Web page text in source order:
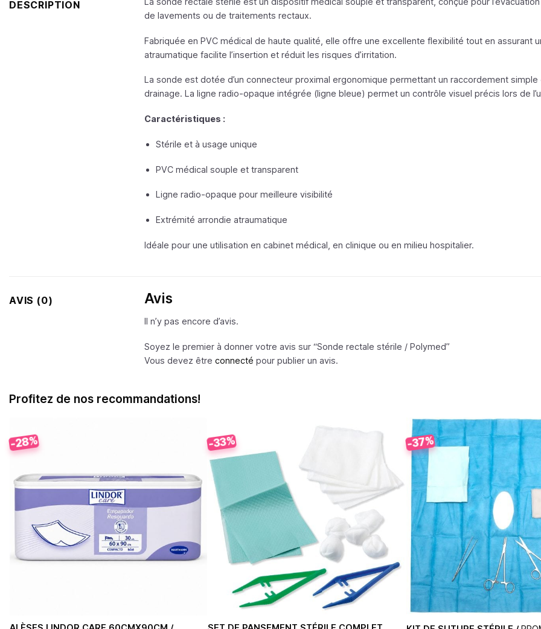
DESCRIPTION
de lavements ou de traitements rectaux.
Fabriquée en PVC médical de haute qualité, elle offre une excellente flexibilité tout en assurant
atraumatique facilite l’insertion et réduit les risques d’irritation.
La sonde est dotée d’un connecteur proximal ergonomique permettant un raccordement
drainage. La ligne radio-opaque intégrée (ligne bleue) permet un contrôle visuel précis lors de
Caractéristiques :
Stérile et à usage unique
PVC médical souple et transparent
Ligne radio-opaque pour meilleure visibilité
Extrémité arrondie atraumatique
Idéale pour une utilisation en cabinet médical, en clinique ou en milieu hospitalier.
AVIS (0) Avis
Il n’y pas encore d’avis.
Soyez le premier à donner votre avis sur “Sonde rectale stérile / Polymed”
Vous devez être connecté pour publier un avis.
Profitez de nos recommandations!
-28% -33% -37%